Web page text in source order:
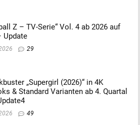
Z – TV-Serie“ Vol. 4 ab 2026 auf
Update
29
„Supergirl (2026)“ in 4K
& Standard Varianten ab 4. Quartal
49